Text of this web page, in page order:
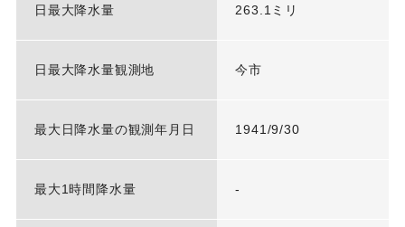
日最大降水量 263.1ミリ
日最大降水量観測地 今市
最大日降水量の観測年月日 1941/9/30
最大1時間降水量 -